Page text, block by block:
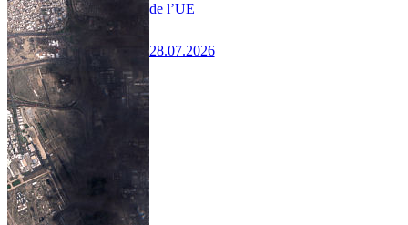
de l’UE
28.07.2026